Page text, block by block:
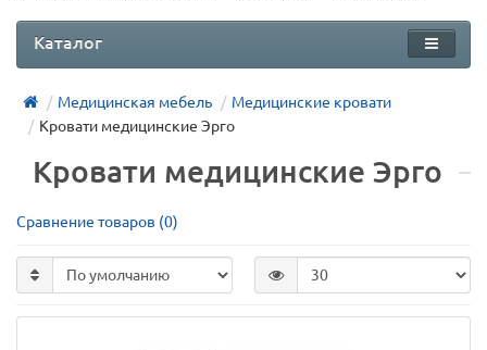
Каталог
Медицинская мебель
Медицинские кровати
Кровати медицинские Эрго
Кровати медицинские Эрго
Сравнение товаров (0)